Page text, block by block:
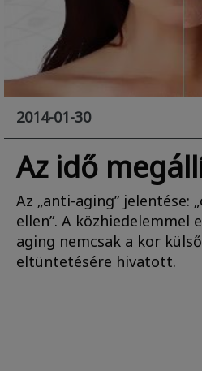
2014-01-30
Az idő
Az anti-aging jelentése:
ellen . A közhiedelemmel
aging nemcsak a kor
eltüntetésére hivatott.